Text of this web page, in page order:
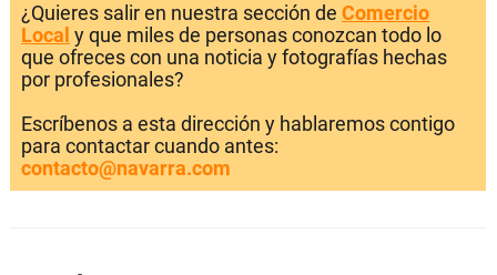
¿Quieres salir en nuestra sección de Comercio
Local y que miles de personas conozcan todo lo
que ofreces con una noticia y fotografías hechas
por profesionales?
Escríbenos a esta dirección y hablaremos contigo
para contactar cuando antes:
contacto@navarra.com